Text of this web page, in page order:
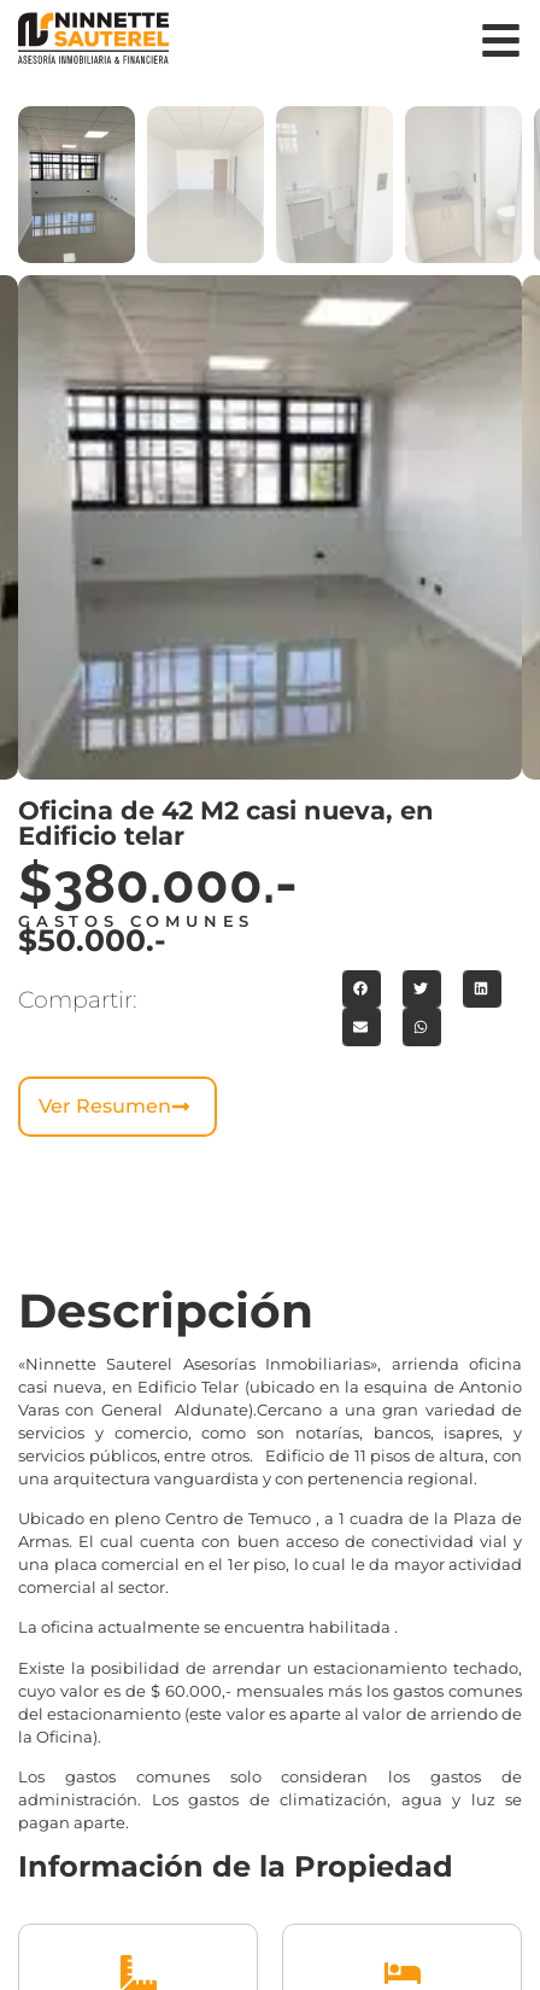
Oficina de 42 M2 casi nueva, en
Edificio telar
$380.000.-
GASTOS COMUNES
$50.000.-
Compartir:
Ver Resumen
Descripción
«Ninnette Sauterel Asesorías Inmobiliarias», arrienda oficina
casi nueva, en Edificio Telar (ubicado en la esquina de Antonio
Varas con General Aldunate).Cercano a una gran variedad de
servicios y comercio, como son notarías, bancos, isapres, y
servicios públicos, entre otros. Edificio de 11 pisos de altura, con
una arquitectura vanguardista y con pertenencia regional.
Ubicado en pleno Centro de Temuco , a 1 cuadra de la Plaza de
Armas. El cual cuenta con buen acceso de conectividad vial y
una placa comercial en el 1er piso, lo cual le da mayor actividad
comercial al sector.
La oficina actualmente se encuentra habilitada .
Existe la posibilidad de arrendar un estacionamiento techado,
cuyo valor es de $ 60.000,- mensuales más los gastos comunes
del estacionamiento (este valor es aparte al valor de arriendo de
la Oficina).
Los gastos comunes solo consideran los gastos de
administración. Los gastos de climatización, agua y luz se
pagan aparte.
Información de la Propiedad